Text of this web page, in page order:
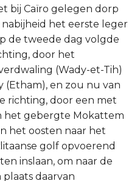
bij Caïro gelegen dorp
het eerste leger
de tweede dag volgde
door het
(Wady-et-Tih)
(Etham), en zou nu van
richting, door een met
het gebergte Mokattem
het oosten naar het
golf opvoerend
inslaan, om naar de
daarvan